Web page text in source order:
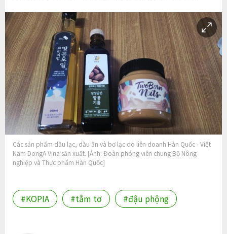
Các sản phẩm dầu lạc, dầu ăn và bơ lạc do liên doanh Hàn Quốc - Việt
Nam DongA Vina sản xuất. [Ảnh: Đoàn phóng viên chung Bộ Nông
nghiệp và Thực phẩm Hàn Quốc]
#KOPIA #tằm tơ #đậu phộng